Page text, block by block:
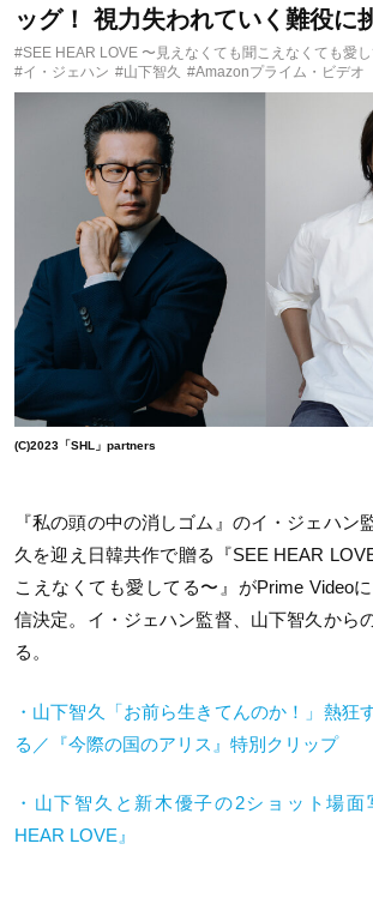
ッグ！ 視力失われていく難役に
#SEE HEAR LOVE 〜見えなくても聞こえなくても愛
#イ・ジェハン #山下智久 #Amazonプライム・ビデオ
(C)2023「SHL」partners
『私の頭の中の消しゴム』のイ・ジェハン
久を迎え日韓共作で贈る『SEE HEAR
こえなくても愛してる〜』がPrime Video
信決定。イ・ジェハン監督、山下智久から
る。
・山下智久「お前ら生きてんのか！」熱狂
る／『今際の国のアリス』特別クリップ
・山下智久と新木優子の2ショット場面
HEAR LOVE』